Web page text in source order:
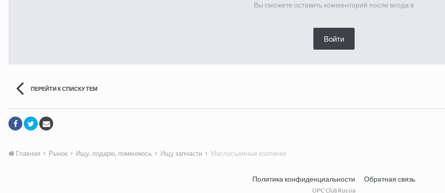
Вы сможете оставить комментарий после входа в
Войти
ПЕРЕЙТИ К СПИСКУ ТЕМ
Главная Рынок Ищу, подарю, поменяюсь Ищу запчасти Маслосъемные колпачки
Политика конфиденциальности Обратная связь
OPC Club Russia